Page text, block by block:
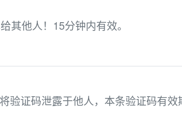
其他人！15分钟内有效。
验证码泄露于他人，本条验证码有效